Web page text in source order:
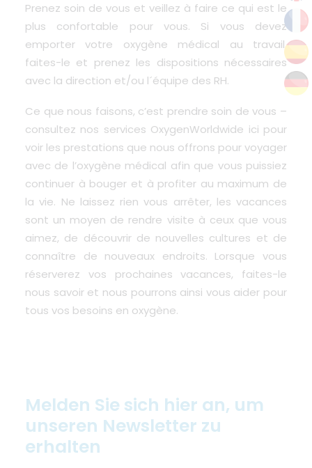
Prenez soin de vous et veillez à faire ce qui est le
plus confortable pour vous. Si vous devez
emporter votre oxygène médical au travail,
faites-le et prenez les dispositions nécessaires
avec la direction et/ou l´équipe des RH.
Ce que nous faisons, c’est prendre soin de vous –
consultez nos services OxygenWorldwide ici pour
voir les prestations que nous offrons pour voyager
avec de l’oxygène médical afin que vous puissiez
continuer à bouger et à profiter au maximum de
la vie. Ne laissez rien vous arrêter, les vacances
sont un moyen de rendre visite à ceux que vous
aimez, de découvrir de nouvelles cultures et de
connaître de nouveaux endroits. Lorsque vous
réserverez vos prochaines vacances, faites-le
nous savoir et nous pourrons ainsi vous aider pour
tous vos besoins en oxygène.
Melden Sie sich hier an, um
unseren Newsletter zu
erhalten